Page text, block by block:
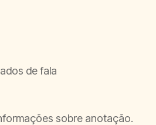
de fala
sobre anotação.